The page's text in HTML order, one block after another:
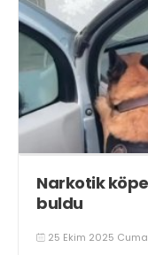
Narkotik
buldu
25 Ekim 2025